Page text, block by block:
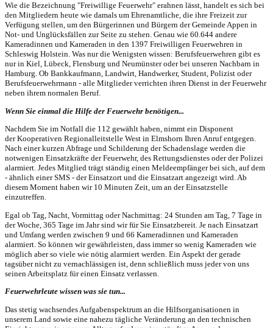
Wie die Bezeichnung "Freiwillige Feuerwehr" erahnen lässt, handelt es sich bei
den Mitgliedern heute wie damals um Ehrenamtliche, die ihre Freizeit zur
Verfügung stellen, um den Bürgerinnen und Bürgern der Gemeinde Appen in
Not- und Unglücksfällen zur Seite zu stehen. Genau wie 60.644 andere
Kameradinnen und Kameraden in den 1397 Freiwilligen Feuerwehren in
Schleswig Holstein. Was nur die Wenigsten wissen: Berufsfeuerwehren gibt es
nur in Kiel, Lübeck, Flensburg und Neumünster oder bei unseren Nachbarn in
Hamburg. Ob Bankkaufmann, Landwirt, Handwerker, Student, Polizist oder
Berufsfeuerwehrmann - alle Mitglieder verrichten ihren Dienst in der Feuerwehr
neben ihrem normalen Beruf.
Wenn Sie einmal die Hilfe der Feuerwehr benötigen...
Nachdem Sie im Notfall die 112 gewählt haben, nimmt ein Disponent
der Kooperativen Regionalleitstelle West in Elmshorn Ihren Anruf entgegen.
Nach einer kurzen Abfrage und Schilderung der Schadenslage werden die
notwenigen Einsatzkräfte der Feuerwehr, des Rettungsdienstes oder der Polizei
alarmiert. Jedes Mitglied trägt ständig einen Meldeempfänger bei sich, auf dem
- ähnlich einer SMS - der Einsatzort und die Einsatzart angezeigt wird. Ab
diesem Moment haben wir 10 Minuten Zeit, um an der Einsatzstelle
einzutreffen.
Egal ob Tag, Nacht, Vormittag oder Nachmittag: 24 Stunden am Tag, 7 Tage in
der Woche, 365 Tage im Jahr sind wir für Sie Einsatzbereit. Je nach Einsatzart
und Umfang werden zwischen 9 und 66 Kameradinnen und Kameraden
alarmiert. So können wir gewährleisten, dass immer so wenig Kameraden wie
möglich aber so viele wie nötig alarmiert werden. Ein Aspekt der gerade
tagsüber nicht zu vernachlässigen ist, denn schließlich muss jeder von uns
seinen Arbeitsplatz für einen Einsatz verlassen.
Feuerwehrleute wissen was sie tun...
Das stetig wachsendes Aufgabenspektrum an die Hilfsorganisationen in
unserem Land sowie eine nahezu tägliche Veränderung an den technischen